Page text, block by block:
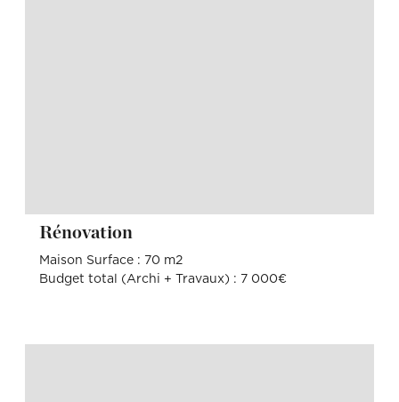
Rénovation
Maison Surface : 70 m2
Budget total (Archi + Travaux) : 7 000€